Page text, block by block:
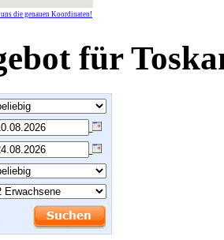
uns die genauen Koordinaten!
für